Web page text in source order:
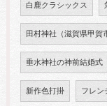
白鹿クラシックス
田村神社（滋賀県甲賀
垂水神社の神前結婚式
新作色打掛 フレン